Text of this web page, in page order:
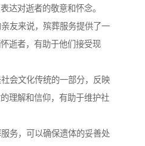
达对逝者的敬意和怀念。
友来说，殡葬服务提供了一
逝者，有助于他们接受现
会文化传统的一部分，反映
理解和信仰，有助于维护社
务，可以确保遗体的妥善处